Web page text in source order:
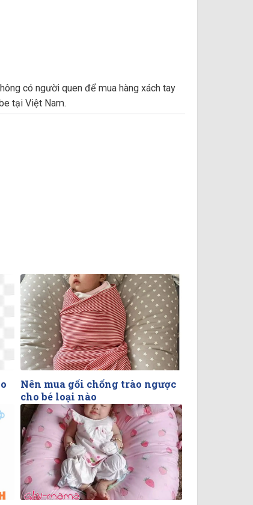
có người quen để mua hàng xách tay
tại Việt Nam.
Nên mua gối chống trào ngược
cho bé loại nào